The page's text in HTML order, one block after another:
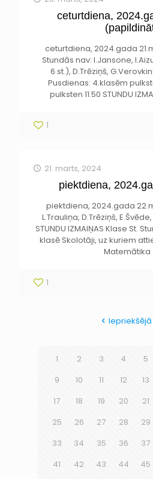
ceturtdiena,
ceturtdiena, 2024.gada
Stundās nav: I.Jansone,
6.st.), D.Trēziņš,
Pusdienas: 4.klasēm
pulksten 11.50 STUNDU
1
21. marts, 2024
piektdiena,
piektdiena, 2024.gada
L.Trauliņa, D.Trēziņš,
STUNDU IZMAIŅAS Klase St.
klasē Skolotāji, uz kuriem
Matemātika
1
1 2 3 4 5
9
10 11 12 13
17
18 19 20 21
25
26 27 28 29
33
34 35 36 37
41
42 43 44 45